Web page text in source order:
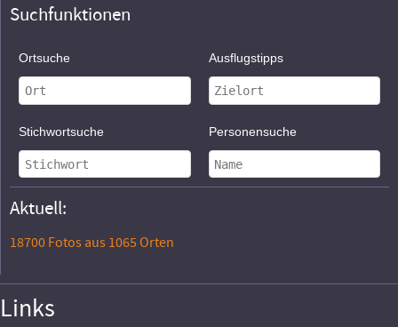
Suchfunktionen
Ortsuche Ausflugstipps
Stichwortsuche Personensuche
Aktuell:
18700 Fotos aus 1065 Orten
Links